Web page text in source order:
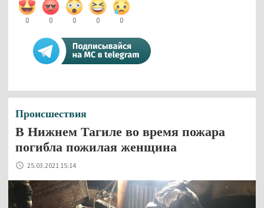
0 0 0 0 0
Происшествия
В Нижнем Тагиле во время пожара
погибла пожилая женщина
25.03.2021 15:14